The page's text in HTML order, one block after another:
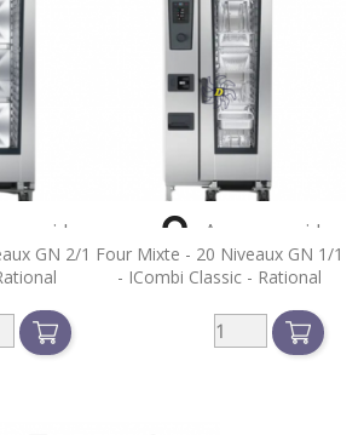
GN 2/1
rapide
Four Mixte - 20 Niveaux GN 1/1
- ICombi Classic - Rational
 Aperçu rapide